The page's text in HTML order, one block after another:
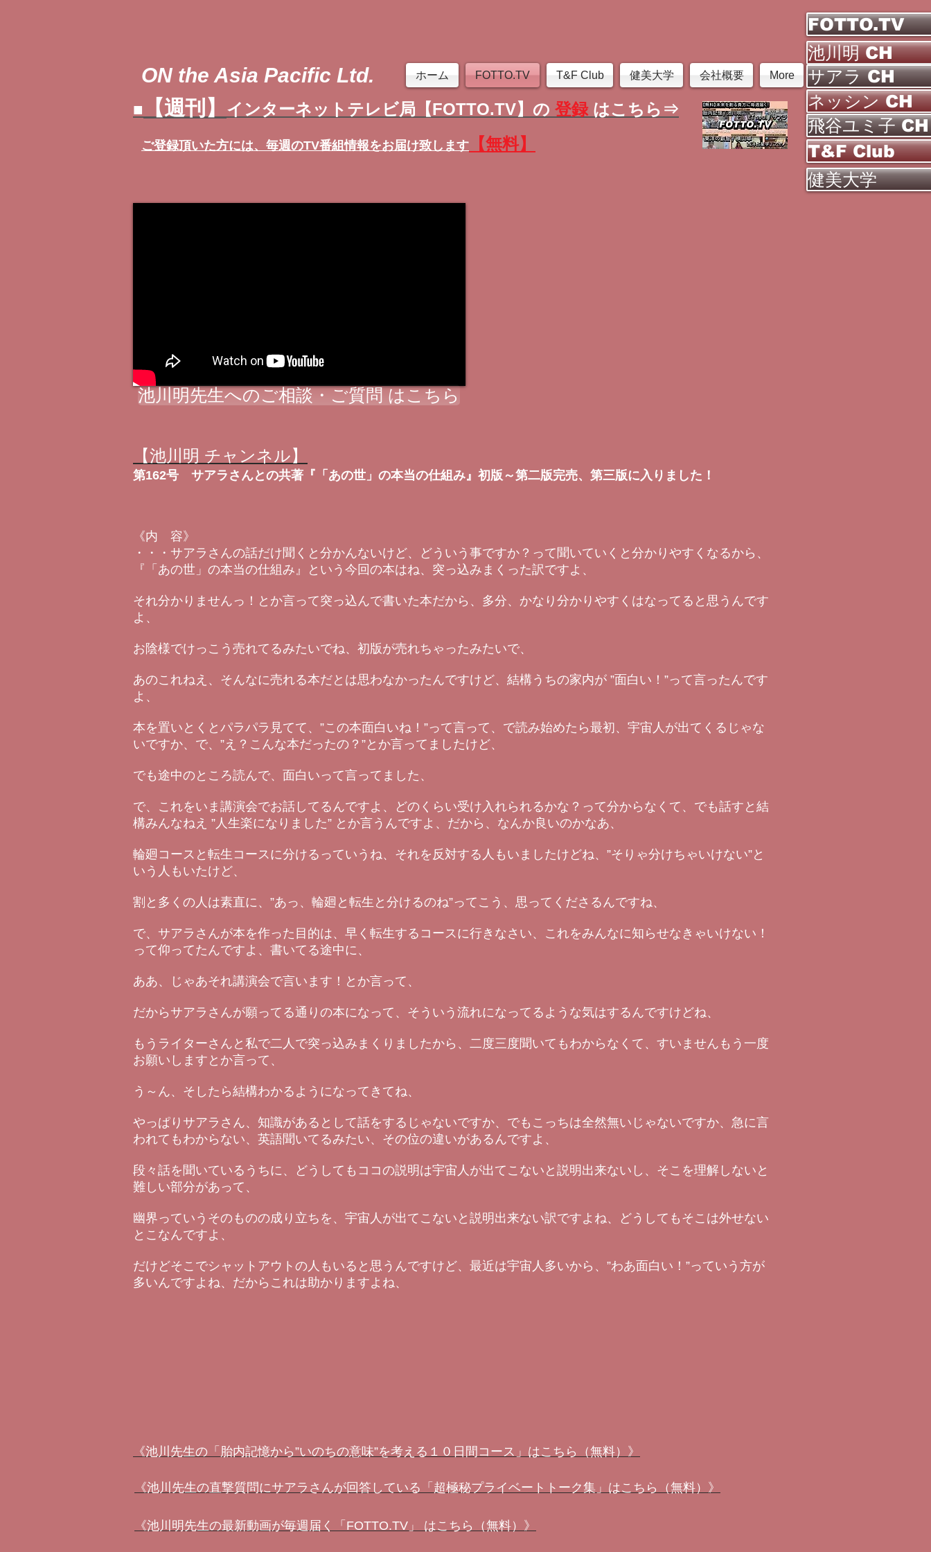
FOTTO.TV
池川明 CH
ON the Asia Pacific Ltd. ホーム FOTTO.TV T&F Club 健美大学 会社概要 More
■ 【週刊】 インターネットテレビ局【FOTTO.TV】の 登録 はこちら⇒
ご登録頂いた方には、 毎週のTV番組情報をお届け致します 【無料】
サアラ CH
ネッシン CH
飛谷ユミ子 CH
T&F Club
健美大学
池川明先生へのご相談・ご質問 はこちら
【池川明 チャンネル】
第162号 サアラさんとの共著『「あの世」の本当の仕組み』初版～第二版完売、第三版に入りました！
《内 容》
・・・サアラさんの話だけ聞くと分かんないけど、どういう事ですか？って聞いていくと分かりやすくなるから、
『「あの世」の本当の仕組み』という今回の本はね、突っ込みまくった訳ですよ、
それ分かりませんっ！とか言って突っ込んで書いた本だから、多分、かなり分かりやすくはなってると思うんです
よ、
お陰様でけっこう売れてるみたいでね、初版が売れちゃったみたいで、
あのこれねえ、そんなに売れる本だとは思わなかったんですけど、結構うちの家内が ”面白い！”って言ったんです
よ、
本を置いとくとパラパラ見てて、”この本面白いね！”って言って、で読み始めたら最初、宇宙人が出てくるじゃな
いですか、で、”え？こんな本だったの？”とか言ってましたけど、
でも途中のところ読んで、面白いって言ってました、
で、これをいま講演会でお話してるんですよ、どのくらい受け入れられるかな？って分からなくて、でも話すと結
構みんなねえ ”人生楽になりました” とか言うんですよ、だから、なんか良いのかなあ、
輪廻コースと転生コースに分けるっていうね、それを反対する人もいましたけどね、”そりゃ分けちゃいけない”と
いう人もいたけど、
割と多くの人は素直に、”あっ、輪廻と転生と分けるのね”ってこう、思ってくださるんですね、
で、サアラさんが本を作った目的は、早く転生するコースに行きなさい、これをみんなに知らせなきゃいけない！
って仰ってたんですよ、書いてる途中に、
ああ、じゃあそれ講演会で言います！とか言って、
だからサアラさんが願ってる通りの本になって、そういう流れになってるような気はするんですけどね、
もうライターさんと私で二人で突っ込みまくりましたから、二度三度聞いてもわからなくて、すいませんもう一度
お願いしますとか言って、
う～ん、そしたら結構わかるようになってきてね、
やっぱりサアラさん、知識があるとして話をするじゃないですか、でもこっちは全然無いじゃないですか、急に言
われてもわからない、英語聞いてるみたい、その位の違いがあるんですよ、
段々話を聞いているうちに、どうしてもココの説明は宇宙人が出てこないと説明出来ないし、そこを理解しないと
難しい部分があって、
幽界っていうそのものの成り立ちを、宇宙人が出てこないと説明出来ない訳ですよね、どうしてもそこは外せない
とこなんですよ、
だけどそこでシャットアウトの人もいると思うんですけど、最近は宇宙人多いから、”わあ面白い！”っていう方が
多いんですよね、だからこれは助かりますよね、
《池川先生の「胎内記憶から”いのちの意味”を考える１０日間コース」はこちら（無料）》
《池川先生の直撃質問にサアラさんが回答している「超極秘プライベートトーク集」はこちら（無料）》
《池川明先生の最新動画が毎週届く「FOTTO.TV」 はこちら（無料）》